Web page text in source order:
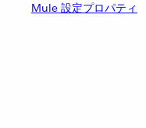
Mule 設定プロパティ